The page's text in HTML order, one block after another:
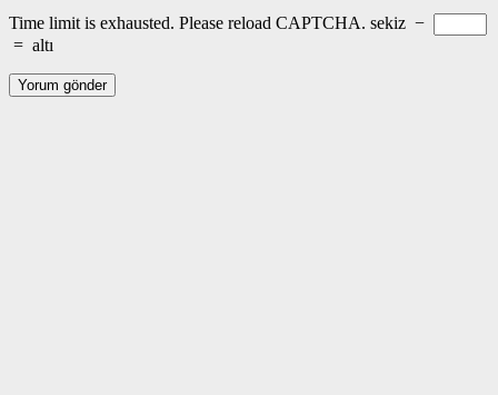
Time limit is exhausted. Please reload CAPTCHA. sekiz −
= altı